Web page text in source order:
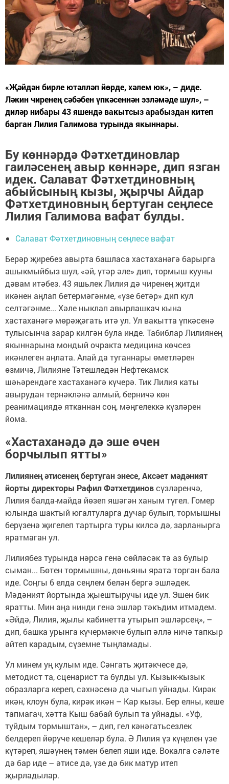
«Җәйдән бирле ютәлләп йөрде, хәлем юк», – диде.
Ләкин чиренең сәбәбен үпкәсеннән эзләмәде шул», –
диләр нибары 43 яшендә вакытсыз арабыздан китеп
барган Лилия Галимова турында якыннары.
Бу көннәрдә Фәтхетдиновлар
гаиләсенең авыр көннәре, дип язган
идек. Салават Фәтхетдиновның
абыйсының кызы, җырчы Айдар
Фәтхетдиновның бертуган сеңлесе
Лилия Галимова вафат булды.
Салават Фәтхетдиновның сеңлесе вафат
Берәр җиребез авырта башласа хастаханәгә барырга
ашыкмыйбыз шул, «әй, үтәр әле» дип, тормыш кууны
дәвам итәбез. 43 яшьлек Лилия дә чиренең җитди
икәнен аңлап бетермәгәнме, «үзе бетәр» дип кул
селтәгәнме... Хәле ныклап авырлашкач кына
хастаханәгә мөрәҗәгать итә ул. Ул вакытта үпкәсенә
тулысынча зарар килгән була инде. Табиблар Лилиянең
якыннарына мондый очракта медицина көчсез
икәнлеген аңлата. Алай да туганнары өметләрен
өзмичә, Лилияне Тәтешледән Нефтекамск
шәһәрендәге хастаханәгә күчерә. Тик Лилия каты
авырудан тернәкләнә алмый, берничә көн
реанимациядә ятканнан соң, мәңгелеккә күзләрен
йома.
«Хастаханәдә дә эше өчен
борчылып ятты»
Лилиянең әтисенең бертуган энесе, Аксәет мәдәният
йорты директоры Рафил Фәтхетдиновсүзләренчә,
Лилия балда-майда йөзеп яшәгән ханым түгел. Гомер
юлында шактый югалтуларга дучар булып, тормышны
берүзенә җигелеп тартырга туры килсә дә, зарланырга
яратмаган ул.
Лилиябез турында нәрсә генә сөйләсәк тә аз булыр
сыман... Бөтен тормышны, дөньяны ярата торган бала
иде. Соңгы 6 елда сеңлем белән бергә эшләдек.
Мәдәният йортында җыештыручы иде ул. Эшен бик
яратты. Мин аңа нинди генә эшләр тәкъдим итмәдем.
«Әйдә, Лилия, җылы кабинетта утырып эшләрсең», –
дип, башка урынга күчермәкче булып әллә ничә тапкыр
әйтеп карадым, сүземне тыңламады.
Ул минем уң кулым иде. Сәнгать җитәкчесе дә,
методист та, сценарист та булды ул. Кызык-кызык
образларга кереп, сәхнәсенә дә чыгып уйнады. Кирәк
икән, клоун була, кирәк икән – Кар кызы. Бер елны, кеше
тапмагач, хәтта Кыш бабай булып та уйнады. «Уф,
туйдым тормыштан», – дип, гел кәнәгатьсезлек
белдереп йөрүче кешеләр була. Ә Лилия үз күңелен үзе
күтәреп, яшәүнең тәмен белеп яши иде. Вокалга сәләте
дә бар иде – әтисе дә, үзе дә бик матур итеп
җырладылар.